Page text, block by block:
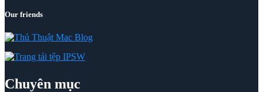
Our friends
Chuyên mục